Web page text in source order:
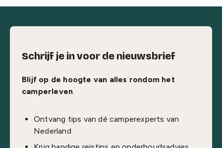
Schrijf je in voor de nieuwsbrief
Blijf op de hoogte van alles rondom het
camperleven
Ontvang tips van dé camperexperts van
Nederland